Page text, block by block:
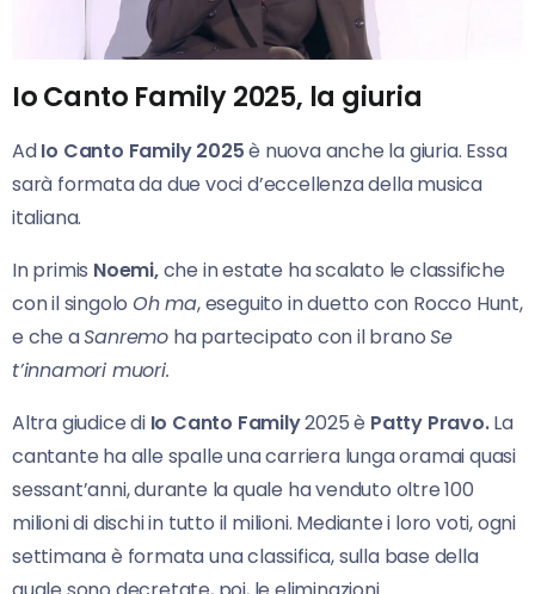
Io Canto Family 2025, la giuria
AdIo Canto Family 2025è nuova anche la giuria. Essa
sarà formata da due voci d’eccellenza della musica
italiana.
In primis Noemi,che in estate ha scalato le classifiche
con il singoloOh ma, eseguito in duetto con Rocco Hunt,
e che aSanremo ha partecipato con il branoSe
t’innamori muori.
Altra giudice di Io Canto Family2025 è Patty Pravo.La
cantante ha alle spalle una carriera lunga oramai quasi
sessant’anni, durante la quale ha venduto oltre 100
milioni di dischi in tutto il milioni. Mediante i loro voti, ogni
settimana è formata una classifica, sulla base della